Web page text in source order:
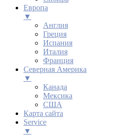
Европа
▼
Англия
Греция
Испания
Италия
Франция
Северная Америка
▼
Канада
Мексика
США
Карта сайта
Service
▼